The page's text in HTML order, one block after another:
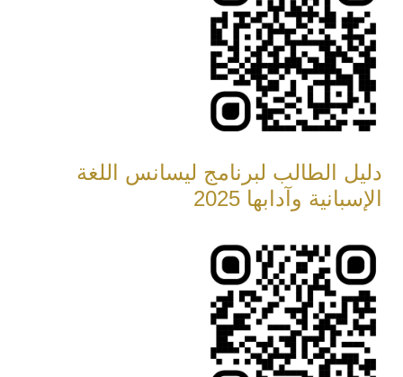
دليل الطالب لبرنامج ليسانس اللغة
الإسبانية وآدابها 2025